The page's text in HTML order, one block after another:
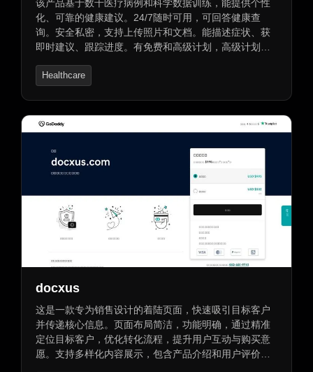
该产品基于数千医疗病例和科学数据训练，能提供个性
化、可靠的健康建议。24/7随时可用，可回答健康查
询。安全私密，支持上传照片和文档。能描述症状、获
即时建议、跟踪进度。有免费和高级计划，高级计划含
始终更新，但不能替代专业医疗护理，复杂情况需咨询
Healthcare
docxus
这是一款专为销售设计的着陆页面，快速吸引目标客户
并传递核心信息。页面布局简洁，功能明确，通过精准
定位目标客户，优化转化流程，提升用户互动与购买意
愿。支持多样化内容展示，包含产品介绍和用户评价。